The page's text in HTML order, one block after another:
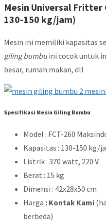
Mesin Universal Fritter
130-150 kg/jam)
Mesin ini memiliki kapasitas
giling bumbuini cocok untuk
besar, rumah makan, dll
Spesifikasi Mesin Giling Bumbu
Model : FCT-260
Kapasitas : 130-150 kg/
Listrik : 370 watt, 220 V
Berat : 15 kg
Dimensi : 42x28x50 cm
Harga : Kontak Kami
berbeda)